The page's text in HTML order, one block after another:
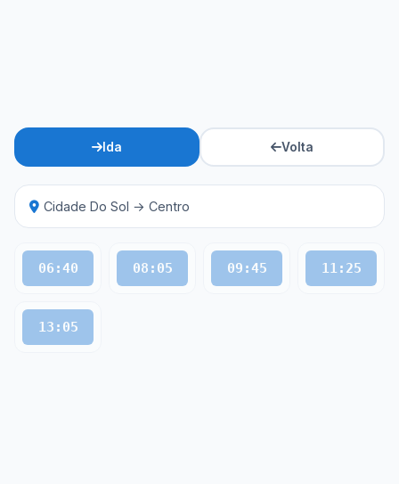
Ida Volta
Cidade Do Sol → Centro
06:40 08:05 09:45 11:25
13:05